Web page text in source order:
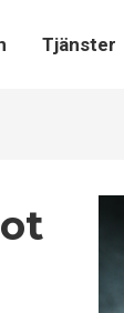
Tjänster